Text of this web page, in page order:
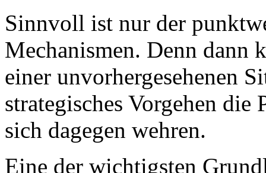
Sinnvoll ist nur der
Mechanismen. Denn dann
einer unvorhergesehenen
strategisches Vorgehen die
sich dagegen wehren.
Eine der wichtigsten